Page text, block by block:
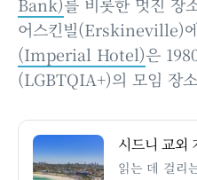
어스킨빌(Erskineville)
(Imperial Hotel)은
(LGBTQIA+)의 모임 장
시드니 교외
읽는 데 걸리